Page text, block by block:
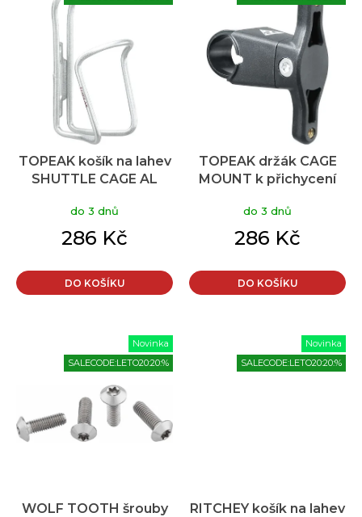
TOPEAK košík na lahev
SHUTTLE CAGE AL
do 3 dnů
286 Kč
DO KOŠÍKU
TOPEAK držák CAGE
MOUNT k přichycení
do 3 dnů
286 Kč
DO KOŠÍKU
Novinka
SALECODE:LETO20:20:%
WOLF TOOTH šrouby
Novinka
SALECODE:LETO20:20:%
RITCHEY košík na lahev